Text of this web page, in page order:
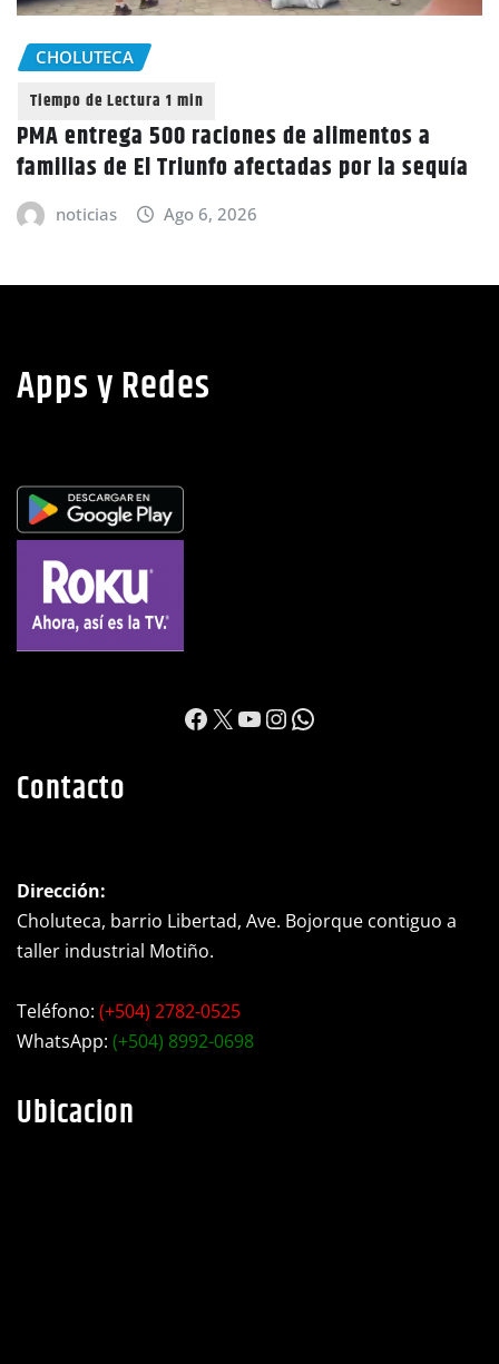
CHOLUTECA
PMA entrega 500 raciones de alimentos a
familias de El Triunfo afectadas por la sequía
noticias Ago 6, 2026
Apps y Redes
https://
X YouTube
Instagram
WhatsApp
Contacto
Dirección:
Choluteca, barrio Libertad, Ave. Bojorque contiguo a
taller industrial Motiño.
Teléfono: (+504) 2782-0525
WhatsApp: (+504) 8992-0698
Ubicacion